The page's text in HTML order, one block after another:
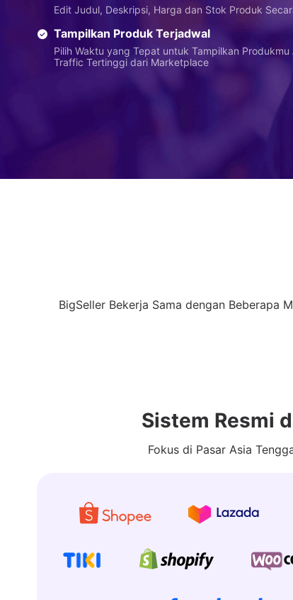
Edit Judul, Deskripsi, Harga dan Stok Produk
Tampilkan Produk Terjadwal
Pilih Waktu yang Tepat untuk Tampilkan
Traffic Tertinggi dari Marketplace
BigSeller Bekerja Sama dengan Beberapa
Sistem Resmi
Fokus di Pasar Asia